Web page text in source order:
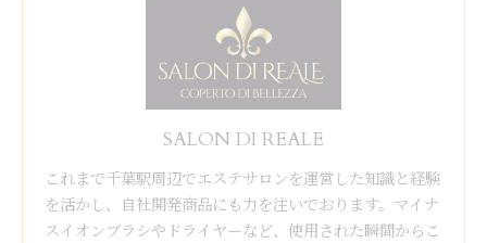
SALON DI REALE
これまで千葉駅周辺でエステサロンを運営した知識と経験
を活かし、自社開発商品にも力を注いでおります。マイナ
スイオンブラシやドライヤーなど、使用された瞬間からこ